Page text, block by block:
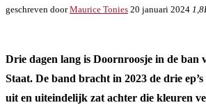
geschreven doorMaurice Tonies 20 januari 2024
Drie dagen lang is Doornroosje in de ban
Staat. De band bracht in 2023 de drie
uit en uiteindelijk zat achter die kleuren